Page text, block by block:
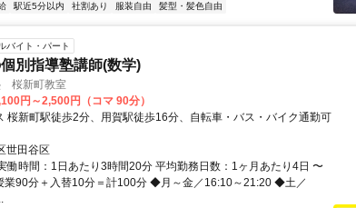
駅近5分以内 社割あり 服装自由 髪型・髪色自由
バイト・パート
別指導塾講師(数学)
桜新町教室
円～2,500円（コマ 90分）
桜新町駅徒歩2分、用賀駅徒歩16分、自転車・バス・バイク通勤可
世田谷区
働時間：1日あたり3時間20分 平均勤務日数：1ヶ月あたり4日 〜
業90分＋入替10分＝計100分 ◆月～金／16:10～21:20 ◆土／